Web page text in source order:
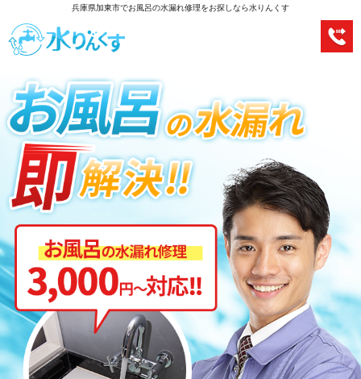
兵庫県加東市でお風呂の水漏れ修理をお探しなら水りんくす